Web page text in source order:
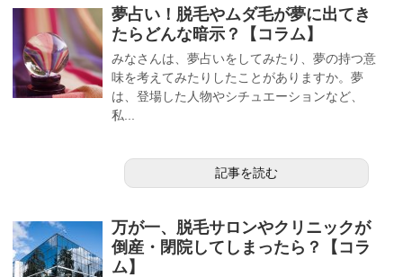
夢占い！脱毛やムダ毛が夢に出てき
たらどんな暗示？【コラム】
みなさんは、夢占いをしてみたり、夢の持つ意
味を考えてみたりしたことがありますか。夢
は、登場した人物やシチュエーションなど、
私...
記事を読む
万が一、脱毛サロンやクリニックが
倒産・閉院してしまったら？【コラ
ム】